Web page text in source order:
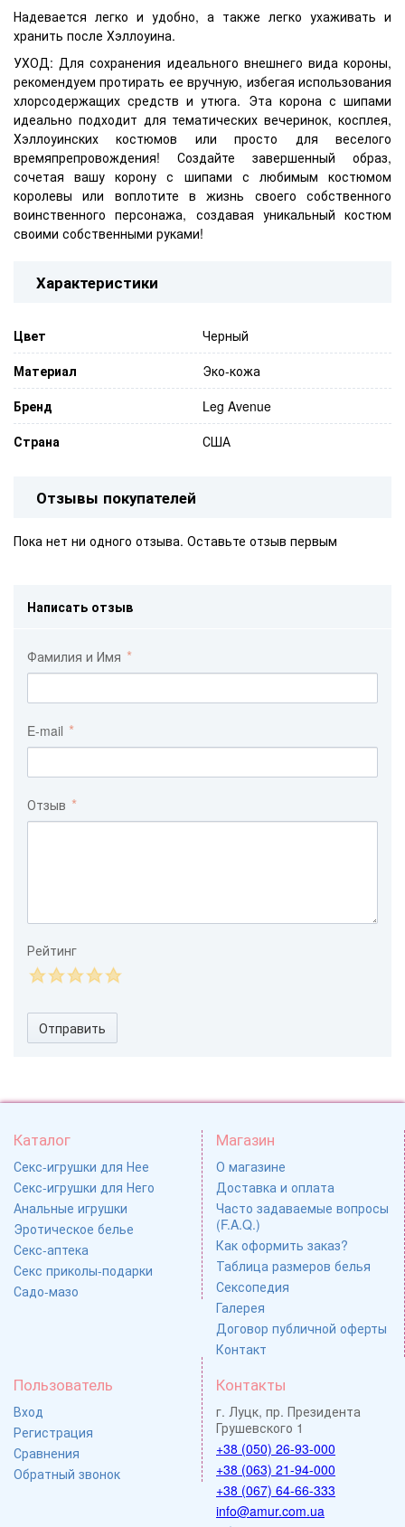
Надевается легко и удобно, а также легко ухаживать и
хранить после Хэллоуина.
УХОД: Для сохранения идеального внешнего вида короны,
рекомендуем протирать ее вручную, избегая использования
хлорсодержащих средств и утюга. Эта корона с шипами
идеально подходит для тематических вечеринок, косплея,
Хэллоуинских костюмов или просто для веселого
времяпрепровождения! Создайте завершенный образ,
сочетая вашу корону с шипами с любимым костюмом
королевы или воплотите в жизнь своего собственного
воинственного персонажа, создавая уникальный костюм
своими собственными руками!
Характеристики
Цвет
Черный
Материал
Эко-кожа
Бренд
Leg Avenue
Страна
США
Отзывы покупателей
Пока нет ни одного отзыва. Оставьте отзыв первым
Написать отзыв
Фамилия и Имя
E-mail
Отзыв
Рейтинг
Отправить
Каталог
Секс-игрушки для Нее
Секс-игрушки для Него
Анальные игрушки
Эротическое белье
Секс-аптека
Секс приколы-подарки
Садо-мазо
Магазин
О магазине
Доставка и оплата
Часто задаваемые вопросы
(F.A.Q.)
Как оформить заказ?
Таблица размеров белья
Сексопедия
Галерея
Договор публичной оферты
Контакт
Пользователь
Вход
Регистрация
Сравнения
Обратный звонок
Контакты
г. Луцк, пр. Президента
Грушевского 1
+38 (050) 26-93-000
+38 (063) 21-94-000
+38 (067) 64-66-333
info@amur.com.ua